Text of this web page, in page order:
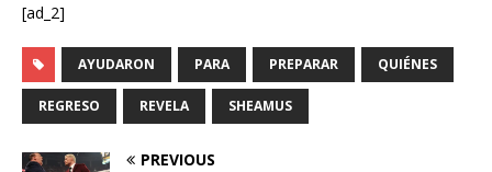
[ad_2]
AYUDARON PARA PREPARAR QUIÉNES
REGRESO REVELA SHEAMUS
PREVIOUS